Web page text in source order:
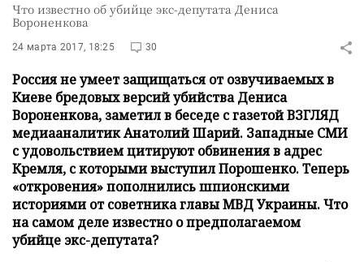
Что известно об убийце экс-депутата Дениса
Вороненкова
24 марта 2017, 18:25 30
Россия не умеет защищаться от озвучиваемых в
Киеве бредовых версий убийства Дениса
Вороненкова, заметил в беседе с газетой ВЗГЛЯД
медиааналитик Анатолий Шарий. Западные СМИ
с удовольствием цитируют обвинения в адрес
Кремля, с которыми выступил Порошенко. Теперь
«откровения» пополнились шпионскими
историями от советника главы МВД Украины. Что
на самом деле известно о предполагаемом
убийце экс-депутата?